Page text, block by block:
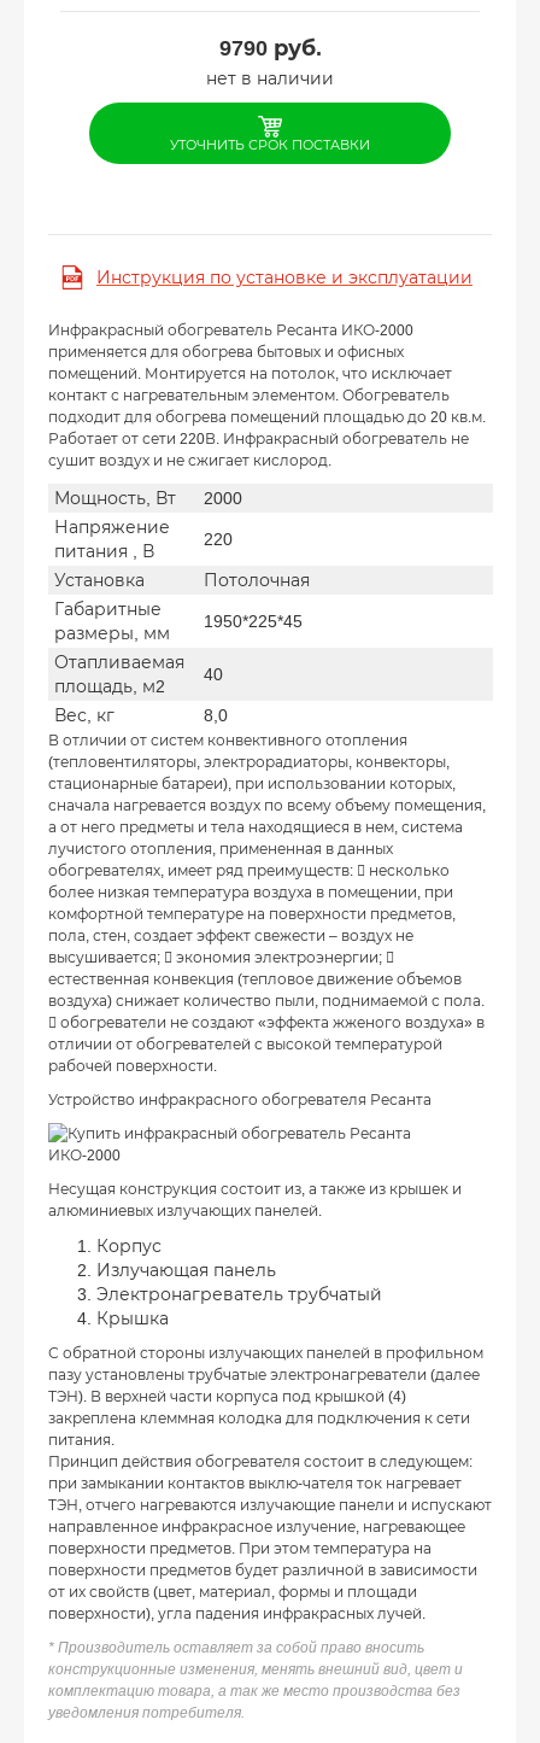
9790руб.
нет в наличии
УТОЧНИТЬ СРОК ПОСТАВКИ
Инструкция по установке и эксплуатации
Инфракрасный обогреватель Ресанта ИКО-2000
применяется для обогрева бытовых и офисных
помещений. Монтируется на потолок, что исключает
контакт с нагревательным элементом. Обогреватель
подходит для обогрева помещений площадью до 20 кв.м.
Работает от сети 220В. Инфракрасный обогреватель не
сушит воздух и не сжигает кислород.
Мощность, Вт
2000
Напряжение
питания , В
220
Установка
Потолочная
Габаритные
размеры, мм
1950*225*45
Отапливаемая
площадь, м2
40
Вес, кг 8,0
В отличии от систем конвективного отопления
(тепловентиляторы, электрорадиаторы, конвекторы,
стационарные батареи), при использовании которых,
сначала нагревается воздух по всему объему помещения,
а от него предметы и тела находящиеся в нем, система
лучистого отопления, примененная в данных
обогревателях, имеет ряд преимуществ:  несколько
более низкая температура воздуха в помещении, при
комфортной температуре на поверхности предметов,
пола, стен, создает эффект свежести – воздух не
высушивается;  экономия электроэнергии; 
естественная конвекция (тепловое движение объемов
воздуха) снижает количество пыли, поднимаемой с пола.
 обогреватели не создают «эффекта жженого воздуха» в
отличии от обогревателей с высокой температурой
рабочей поверхности.
Устройство инфракрасного обогревателя Ресанта
Несущая конструкция состоит из, а также из крышек и
алюминиевых излучающих панелей.
Корпус
Излучающая панель
Электронагреватель трубчатый
Крышка
С обратной стороны излучающих панелей в профильном
пазу установлены трубчатые электронагреватели (далее
ТЭН). В верхней части корпуса под крышкой (4)
закреплена клеммная колодка для подключения к сети
питания.
Принцип действия обогревателя состоит в следующем:
при замыкании контактов выклю-чателя ток нагревает
ТЭН, отчего нагреваются излучающие панели и испускают
направленное инфракрасное излучение, нагревающее
поверхности предметов. При этом температура на
поверхности предметов будет различной в зависимости
от их свойств (цвет, материал, формы и площади
поверхности), угла падения инфракрасных лучей.
* Производитель оставляет за собой право вносить
конструкционные изменения, менять внешний вид, цвет и
комплектацию товара, а так же место производства без
уведомления потребителя.